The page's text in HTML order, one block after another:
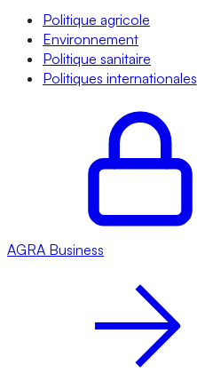
Politique agricole
Environnement
Politique sanitaire
Politiques internationales
AGRA Business